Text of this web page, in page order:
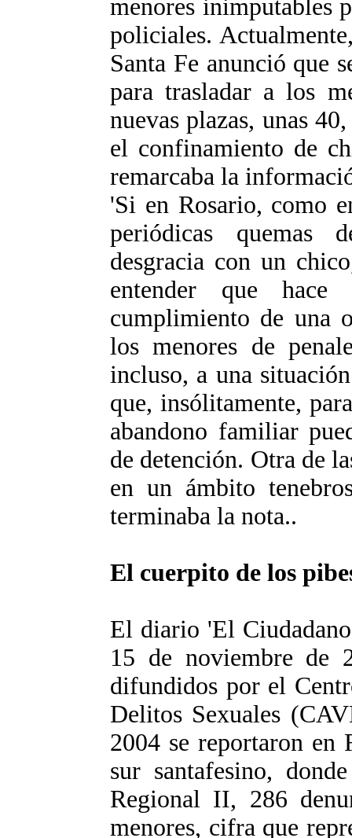
menores inimputables
policiales.
Santa Fe anunció que
para trasladar a los
nuevas plazas, unas
el confinamiento de
remarcaba la
'Si en Rosario, como
periódicas quemas
desgracia con un
entender que
cumplimiento de una
los menores de
incluso, a una
que, insólitamente,
abandono familiar
de detención. Otra de
en un ámbito
terminaba la nota..
El cuerpito de los
El diario 'El
15 de noviembre de
difundidos por el
Delitos Sexuales
2004 se reportaron en
sur santafesino,
Regional II, 286
menores, cifra que